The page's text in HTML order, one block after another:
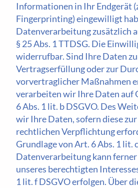
Informationen in Ihr Endgerät
Fingerprinting) eingewilligt
Datenverarbeitung zusätzlich
§ 25 Abs. 1 TTDSG. Die
widerrufbar. Sind Ihre Daten
Vertragserfüllung oder zur
vorvertraglicher Maßnahmen
verarbeiten wir Ihre Daten auf
6 Abs. 1 lit. b DSGVO. Des
wir Ihre Daten, sofern diese
rechtlichen Verpflichtung
Grundlage von Art. 6 Abs. 1 lit.
Datenverarbeitung kann
unseres berechtigten
1 lit. f DSGVO erfolgen. Über